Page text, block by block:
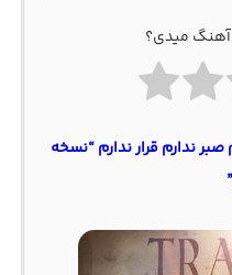
آهنگ میدی؟
صبر ندارم قرار ندارم “نسخه